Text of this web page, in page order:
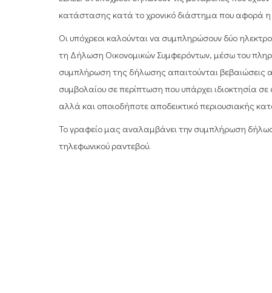
κατάστασης κατά το χρονικό διάστημα που αφορά
Οι υπόχρεοι καλούνται να συμπληρώσουν δύο
τη Δήλωση Οικονομικών Συμφερόντων, μέσω του
συμπλήρωση της δήλωσης απαιτούνται βεβαιώσεις
συμβολαίου σε περίπτωση που υπάρχει ιδιοκτησία
αλλά και οποιοδήποτε αποδεικτικό περιουσιακής
Το γραφείο μας αναλαμβάνει την συμπλήρωση
τηλεφωνικού ραντεβού.